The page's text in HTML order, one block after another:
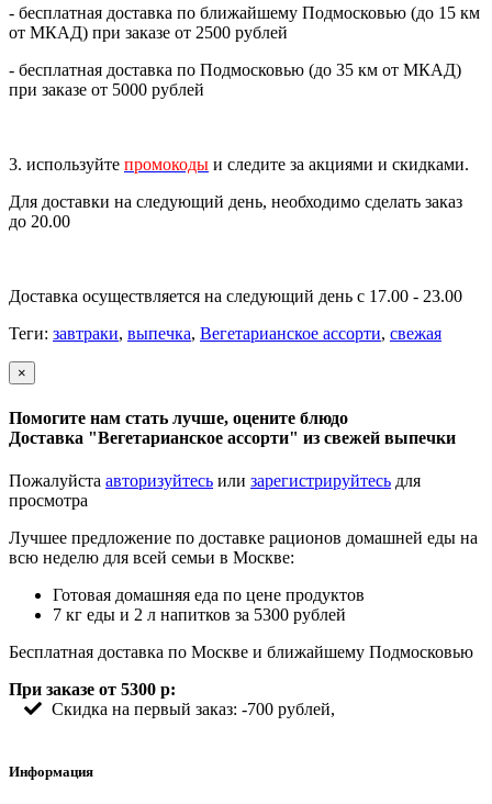
- бесплатная доставка по ближайшему Подмосковью (до 15 км
от МКАД) при заказе от 2500 рублей
- бесплатная доставка по Подмосковью (до 35 км от МКАД)
при заказе от 5000 рублей
3. используйте промокоды и следите за акциями и скидками.
Для доставки на следующий день, необходимо сделать заказ
до 20.00
Доставка осуществляется на следующий день с 17.00 - 23.00
Теги: завтраки, выпечка, Вегетарианское ассорти, свежая
×
Помогите нам стать лучше, оцените блюдо
Доставка "Вегетарианское ассорти" из свежей выпечки
Пожалуйста авторизуйтесь или зарегистрируйтесь для
просмотра
Лучшее предложение по доставке рационов домашней еды на
всю неделю для всей семьи в Москве:
Готовая домашняя еда по цене продуктов
7 кг еды и 2 л напитков за 5300 рублей
Бесплатная доставка по Москве и ближайшему Подмосковью
При заказе от 5300 р:
Скидка на первый заказ: -700 рублей,
Информация